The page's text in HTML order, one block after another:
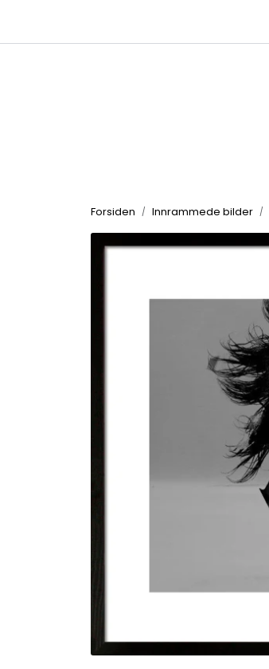
Forsiden Innrammede bilder